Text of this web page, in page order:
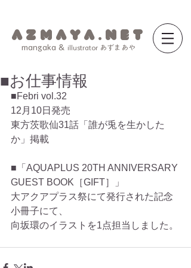
a z m a y a . n e t
mangaka & illustrator あずまあや
■お仕事情報
■Febri vol.32
12月10日発売
東方茨歌仙31話「誰が兎を生かした
か」掲載
■「AQUAPLUS 20TH ANNIVERSARY
GUEST BOOK［GIFT］」
大アクアプラス祭にて発行された記念
小冊子にて、
向坂環のイラストを1点担当しました。